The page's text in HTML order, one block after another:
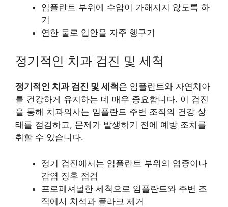
임플란트 부위에 수압이 가해지지 않도록 하
기
연한 물로 입안을 자주 헹구기
정기적인 치과 검진 및 세척
정기적인 치과 검진 및 세척 은 임플란트와 자연치아
를 건강하게 유지하는 데 매우 중요합니다. 이 검진
을 통해 치과의사는 임플란트 주변 조직의 건강 상
태를 점검하고, 문제가 발생하기 전에 예방 조치를
취할 수 있습니다.
정기 검진에서는 임플란트 부위의 염증이나
감염 징후 점검
프로페셔널한 세척으로 임플란트와 주변 조
직에서 치석과 플라크 제거